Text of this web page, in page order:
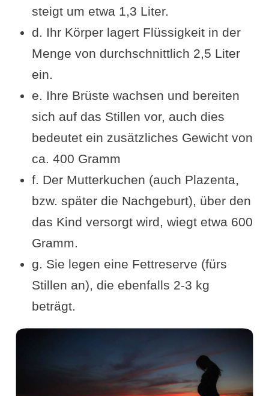
steigt um etwa 1,3 Liter.
d. Ihr Körper lagert Flüssigkeit in der
Menge von durchschnittlich 2,5 Liter
ein.
e. Ihre Brüste wachsen und bereiten
sich auf das Stillen vor, auch dies
bedeutet ein zusätzliches Gewicht von
ca. 400 Gramm
f. Der Mutterkuchen (auch Plazenta,
bzw. später die Nachgeburt), über den
das Kind versorgt wird, wiegt etwa 600
Gramm.
g. Sie legen eine Fettreserve (fürs
Stillen an), die ebenfalls 2-3 kg
beträgt.